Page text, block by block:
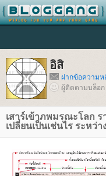
อิสิ
ฝากข้อความห
ผู้ติดตามบล็อก
เสาร์เข้าภพมรณะโลก
เปลี่ยนเป็นเช่นไร ระหว่